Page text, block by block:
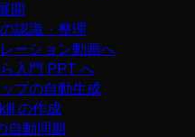
開
認識・整理
ーション動画へ
入門 PPT へ
プの自動生成
の作成
自動同期